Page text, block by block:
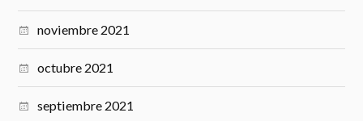
noviembre 2021
octubre 2021
septiembre 2021